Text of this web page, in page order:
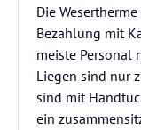
Die
Bezahlung mit
meiste Personal
Liegen sind nur
sind mit
ein